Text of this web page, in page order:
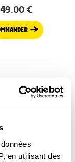
en utilisant des
49.00€